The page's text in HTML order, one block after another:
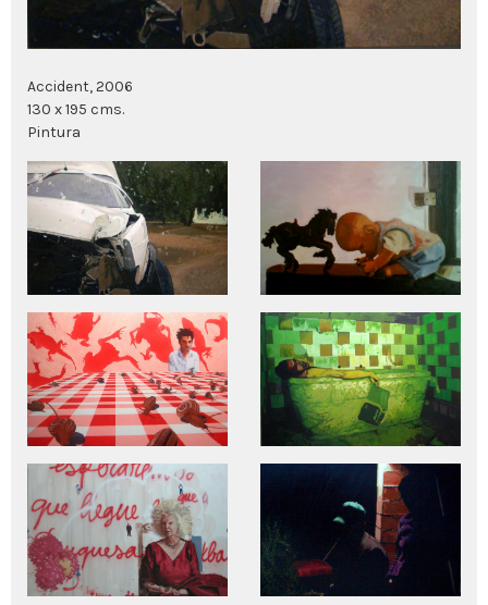
Accident, 2006
130 x 195 cms.
Pintura